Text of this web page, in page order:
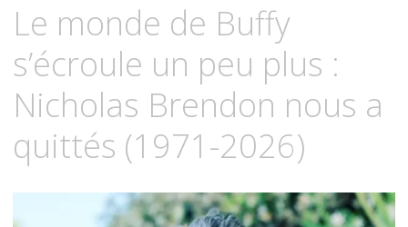
OSCURIA
Le monde de Buffy
s’écroule un peu plus :
Nicholas Brendon nous a
quittés (1971-2026)